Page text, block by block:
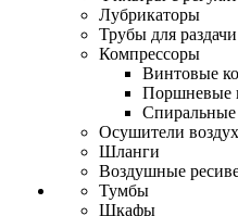
Лубрикаторы
Трубы для
Компрессоры
Винтовые
Поршневые
Осушители
Шланги
Воздушные
Тумбы
Шкафы